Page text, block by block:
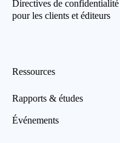
Directives de confidentialité
pour les clients et éditeurs
Ressources
Rapports & études
Événements